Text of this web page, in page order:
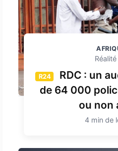
R24
RDC : un
de 64 000
ou non
4 min de